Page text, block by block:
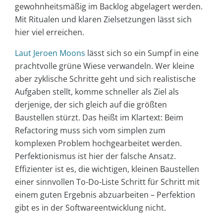
gewohnheitsmäßig im Backlog abgelagert werden.
Mit Ritualen und klaren Zielsetzungen lässt sich
hier viel erreichen.
Laut Jeroen Moons lässt sich so ein Sumpf in eine
prachtvolle grüne Wiese verwandeln. Wer kleine
aber zyklische Schritte geht und sich realistische
Aufgaben stellt, komme schneller als Ziel als
derjenige, der sich gleich auf die größten
Baustellen stürzt. Das heißt im Klartext: Beim
Refactoring muss sich vom simplen zum
komplexen Problem hochgearbeitet werden.
Perfektionismus ist hier der falsche Ansatz.
Effizienter ist es, die wichtigen, kleinen Baustellen
einer sinnvollen To-Do-Liste Schritt für Schritt mit
einem guten Ergebnis abzuarbeiten – Perfektion
gibt es in der Softwareentwicklung nicht.